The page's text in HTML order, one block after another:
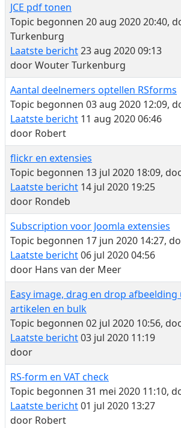
JCE pdf tonen
Topic begonnen 20 aug 2020 20:40,
Turkenburg
Laatste bericht23 aug 2020 09:13
doorWouter Turkenburg
Aantal deelnemers optellen RSforms
Topic begonnen 03 aug 2020 12:09,
Laatste bericht 11 aug 2020 06:46
door Robert
flickr en extensies
Topic begonnen 13 jul 2020 18:09,
Laatste bericht 14 jul 2020 19:25
door Rondeb
Subscription voor Joomla extensies
Topic begonnen 17 jun 2020 14:27,
Laatste bericht06 jul 2020 04:56
door Hans van der Meer
Easy image, drag en drop
artikelen en bulk
Topic begonnen 02 jul 2020 10:56,
Laatste bericht03 jul 2020 11:19
door
RS-form en VAT check
Topic begonnen 31 mei 2020 11:10,
Laatste bericht01 jul 2020 13:27
door Robert